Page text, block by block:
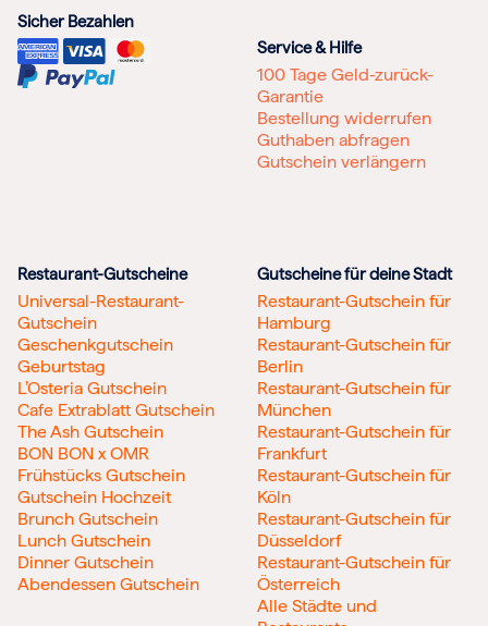
Sicher Bezahlen
Service & Hilfe
100 Tage Geld-zurück-
Garantie
Bestellung widerrufen
Guthaben abfragen
Gutschein verlängern
Restaurant-Gutscheine
Universal-Restaurant-
Gutschein
Geschenkgutschein
Geburtstag
L’Osteria Gutschein
Cafe Extrablatt Gutschein
The Ash Gutschein
BON BON x OMR
Frühstücks Gutschein
Gutschein Hochzeit
Brunch Gutschein
Lunch Gutschein
Dinner Gutschein
Abendessen Gutschein
Gutscheine für deine Stadt
Restaurant-Gutschein für
Hamburg
Restaurant-Gutschein für
Berlin
Restaurant-Gutschein für
München
Restaurant-Gutschein für
Frankfurt
Restaurant-Gutschein für
Köln
Restaurant-Gutschein für
Düsseldorf
Restaurant-Gutschein für
Österreich
Alle Städte und